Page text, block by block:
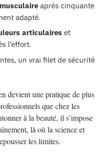
après cinquante
adapté.
articulaires et
l’effort.
un vrai filet de sécurité
devient une pratique de plus
que chez les
à la beauté, il s’impose
là où la science et
les limites.